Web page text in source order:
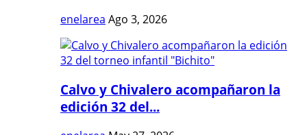
enelarea Ago 3, 2026
Calvo y Chivalero acompañaron la
edición 32 del...